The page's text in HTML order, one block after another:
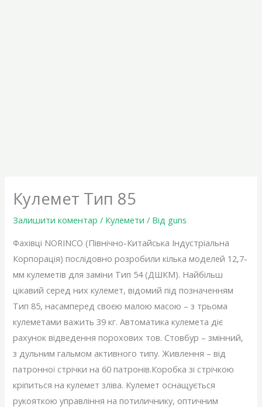
Кулемет Тип 85
Залишити коментар / Кулемети / Від guns
Фахівці NORINCO (Північно-Китайська Індустріальна
Корпорація) послідовно розробили кілька моделей 12,7-
мм кулеметів для заміни Тип 54 (ДШКМ). Найбільш
цікавий серед них кулемет, відомий під позначенням
Тип 85, насамперед своєю малою масою – з трьома
кулеметами важить 39 кг. Автоматика кулемета діє
рахунок відведення порохових тов. Стовбур – змінний,
з дульним гальмом активного типу. Живлення – від
патронної стрічки на 60 патронів.Коробка зі стрічкою
кріпиться на кулемет зліва. Кулемет оснащується
рукояткою управління на потиличнику, оптичним